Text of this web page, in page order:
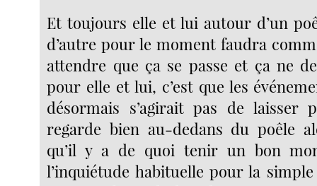
Et toujours elle et lui autour d’un
d’autre pour le moment faudra
attendre que ça se passe et ça ne
pour elle et lui, c’est que les
désormais s’agirait pas de laisser
regarde bien au-dedans du poêle
qu’il y a de quoi tenir un bon
l’inquiétude habituelle pour la